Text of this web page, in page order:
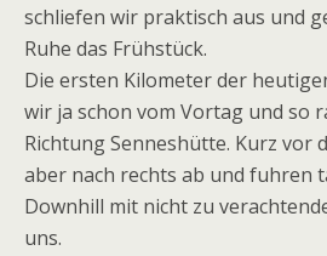
schliefen wir praktisch aus und
Ruhe das Frühstück.
Die ersten Kilometer der
wir ja schon vom Vortag und so
Richtung Senneshütte. Kurz vor
aber nach rechts ab und fuhren
Downhill mit nicht zu
uns.